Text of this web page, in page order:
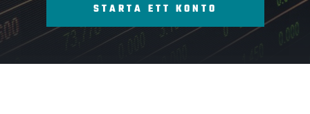
STARTA ETT KONTO